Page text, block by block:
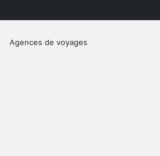
Agences de voyages